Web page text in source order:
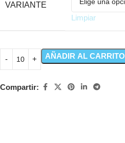
VARIANTE
Limpiar
AÑADIR AL CARRITO
Compartir: